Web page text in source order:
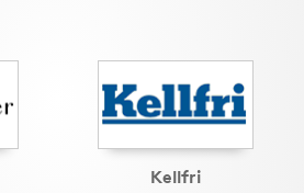
Kellfri